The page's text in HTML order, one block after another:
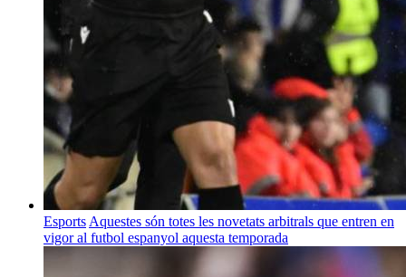
Esports Aquestes són totes les novetats arbitrals que entren en
vigor al futbol espanyol aquesta temporada